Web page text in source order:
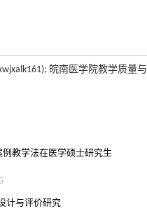
皖南医学院教学质量与